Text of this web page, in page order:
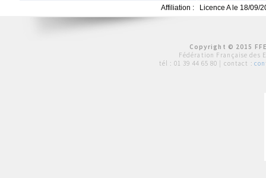
Affiliation :
Licence A le 18/09/
Copyright © 2015
Fédération Française des
tél : 01 39 44 65 80 | contact :